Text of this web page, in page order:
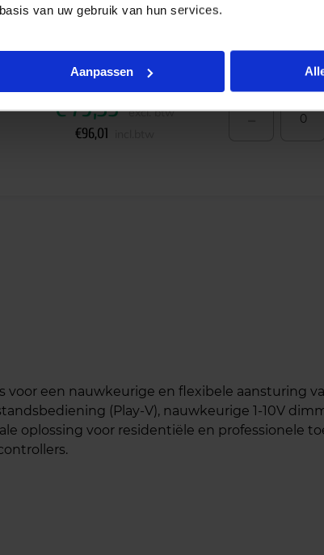
van uw gebruik van hun services.
Aanpassen
€79,35 excl. btw
€96,01 -
een nauwkeurige en flexibele aansturing
(Play-V), nauwkeurige 1-10V
oplossing voor residentiële en professionele